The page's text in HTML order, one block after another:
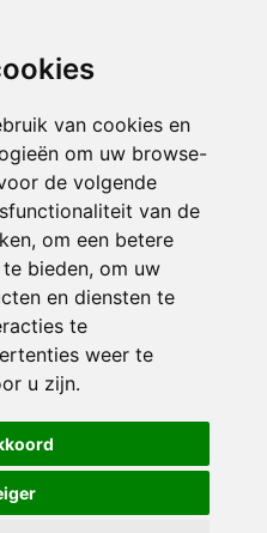
van cookies en
om uw browse-
de volgende
van de
, om een betere
bieden, om uw
en diensten te
te
weer te
u zijn.
VAN
rechten voorbehouden
|RSIN en Anbi
MindOffice